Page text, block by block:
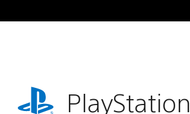
al
playstation.comPlayStation